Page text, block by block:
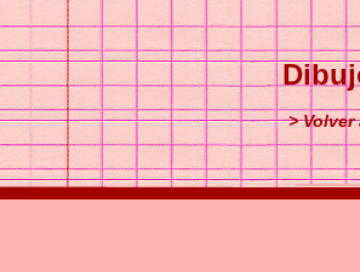
> Volver